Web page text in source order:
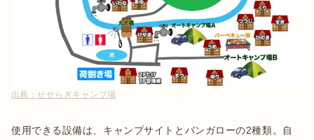
出典：せせらぎキャンプ場
使用できる設備は、キャンプサイトとバンガローの2種類。自